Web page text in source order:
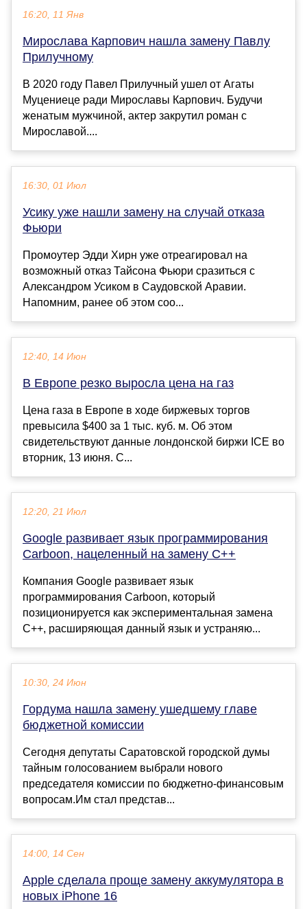
16:20, 11 Янв
Мирослава Карпович нашла замену Павлу
Прилучному
В 2020 году Павел Прилучный ушел от Агаты
Муцениеце ради Мирославы Карпович. Будучи
женатым мужчиной, актер закрутил роман с
Мирославой....
16:30, 01 Июл
Усику уже нашли замену на случай отказа
Фьюри
Промоутер Эдди Хирн уже отреагировал на
возможный отказ Тайсона Фьюри сразиться с
Александром Усиком в Саудовской Аравии.
Напомним, ранее об этом соо...
12:40, 14 Июн
В Европе резко выросла цена на газ
Цена газа в Европе в ходе биржевых торгов
превысила $400 за 1 тыс. куб. м. Об этом
свидетельствуют данные лондонской биржи ICE во
вторник, 13 июня. С...
12:20, 21 Июл
Google развивает язык программирования
Carboon, нацеленный на замену C++
Компания Google развивает язык
программирования Carboon, который
позиционируется как экспериментальная замена
C++, расширяющая данный язык и устраняю...
10:30, 24 Июн
Гордума нашла замену ушедшему главе
бюджетной комиссии
Сегодня депутаты Саратовской городской думы
тайным голосованием выбрали нового
председателя комиссии по бюджетно-финансовым
вопросам.Им стал представ...
14:00, 14 Сен
Apple сделала проще замену аккумулятора в
новых iPhone 16